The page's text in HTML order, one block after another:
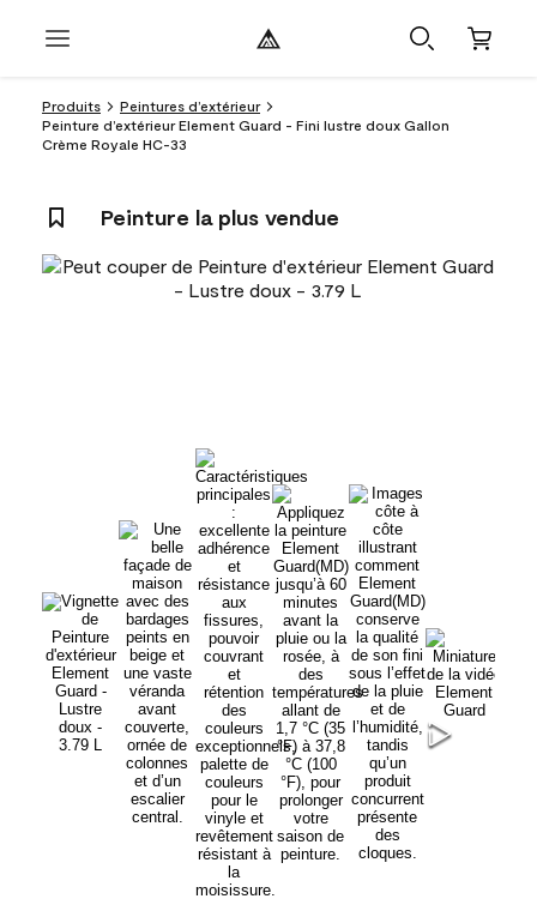
Produits
Peintures d’extérieur
Peinture d’extérieur Element Guard - Fini lustre doux Gallon
Crème Royale HC-33
Peinture la plus vendue